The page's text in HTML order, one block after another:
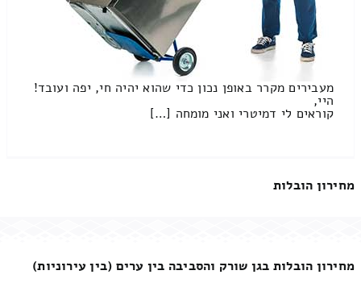
מעבירים מקרר באופן נכון כדי שהוא יהיה חי, יפה ועובד!
היי,
קוראים לי דמיטרי ואני מומחה […]
מחירון הובלות
מחירון הובלות בגן שורק והסביבה בין ערים (בין עירוניות)